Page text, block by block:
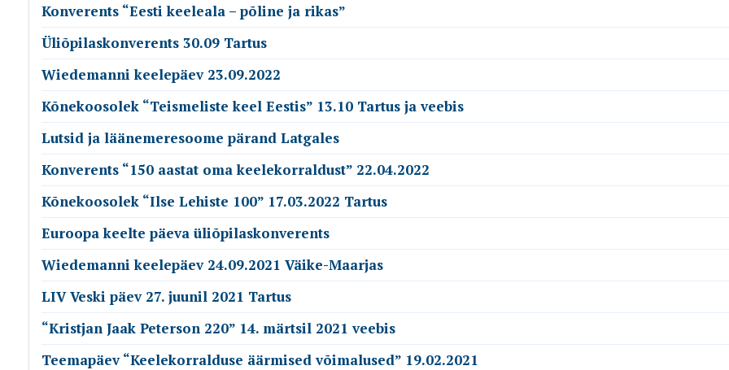
Konverents “Eesti keeleala – põline ja rikas”
Üliõpilaskonverents 30.09 Tartus
Wiedemanni keelepäev 23.09.2022
Kõnekoosolek “Teismeliste keel Eestis” 13.10 Tartus ja veebis
Lutsid ja läänemeresoome pärand Latgales
Konverents “150 aastat oma keelekorraldust” 22.04.2022
Kõnekoosolek “Ilse Lehiste 100” 17.03.2022 Tartus
Euroopa keelte päeva üliõpilaskonverents
Wiedemanni keelepäev 24.09.2021 Väike-Maarjas
LIV Veski päev 27. juunil 2021 Tartus
“Kristjan Jaak Peterson 220” 14. märtsil 2021 veebis
Teemapäev “Keelekorralduse äärmised võimalused” 19.02.2021